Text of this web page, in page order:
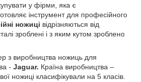
у фірми, яка є
інструмент для професійного
ножиці відрізняються від
зроблені і з яким кутом зроблено
з виробництва ножиць для
- Jaguar. Країна виробництва –
ножиці класифікували на 5 класів.